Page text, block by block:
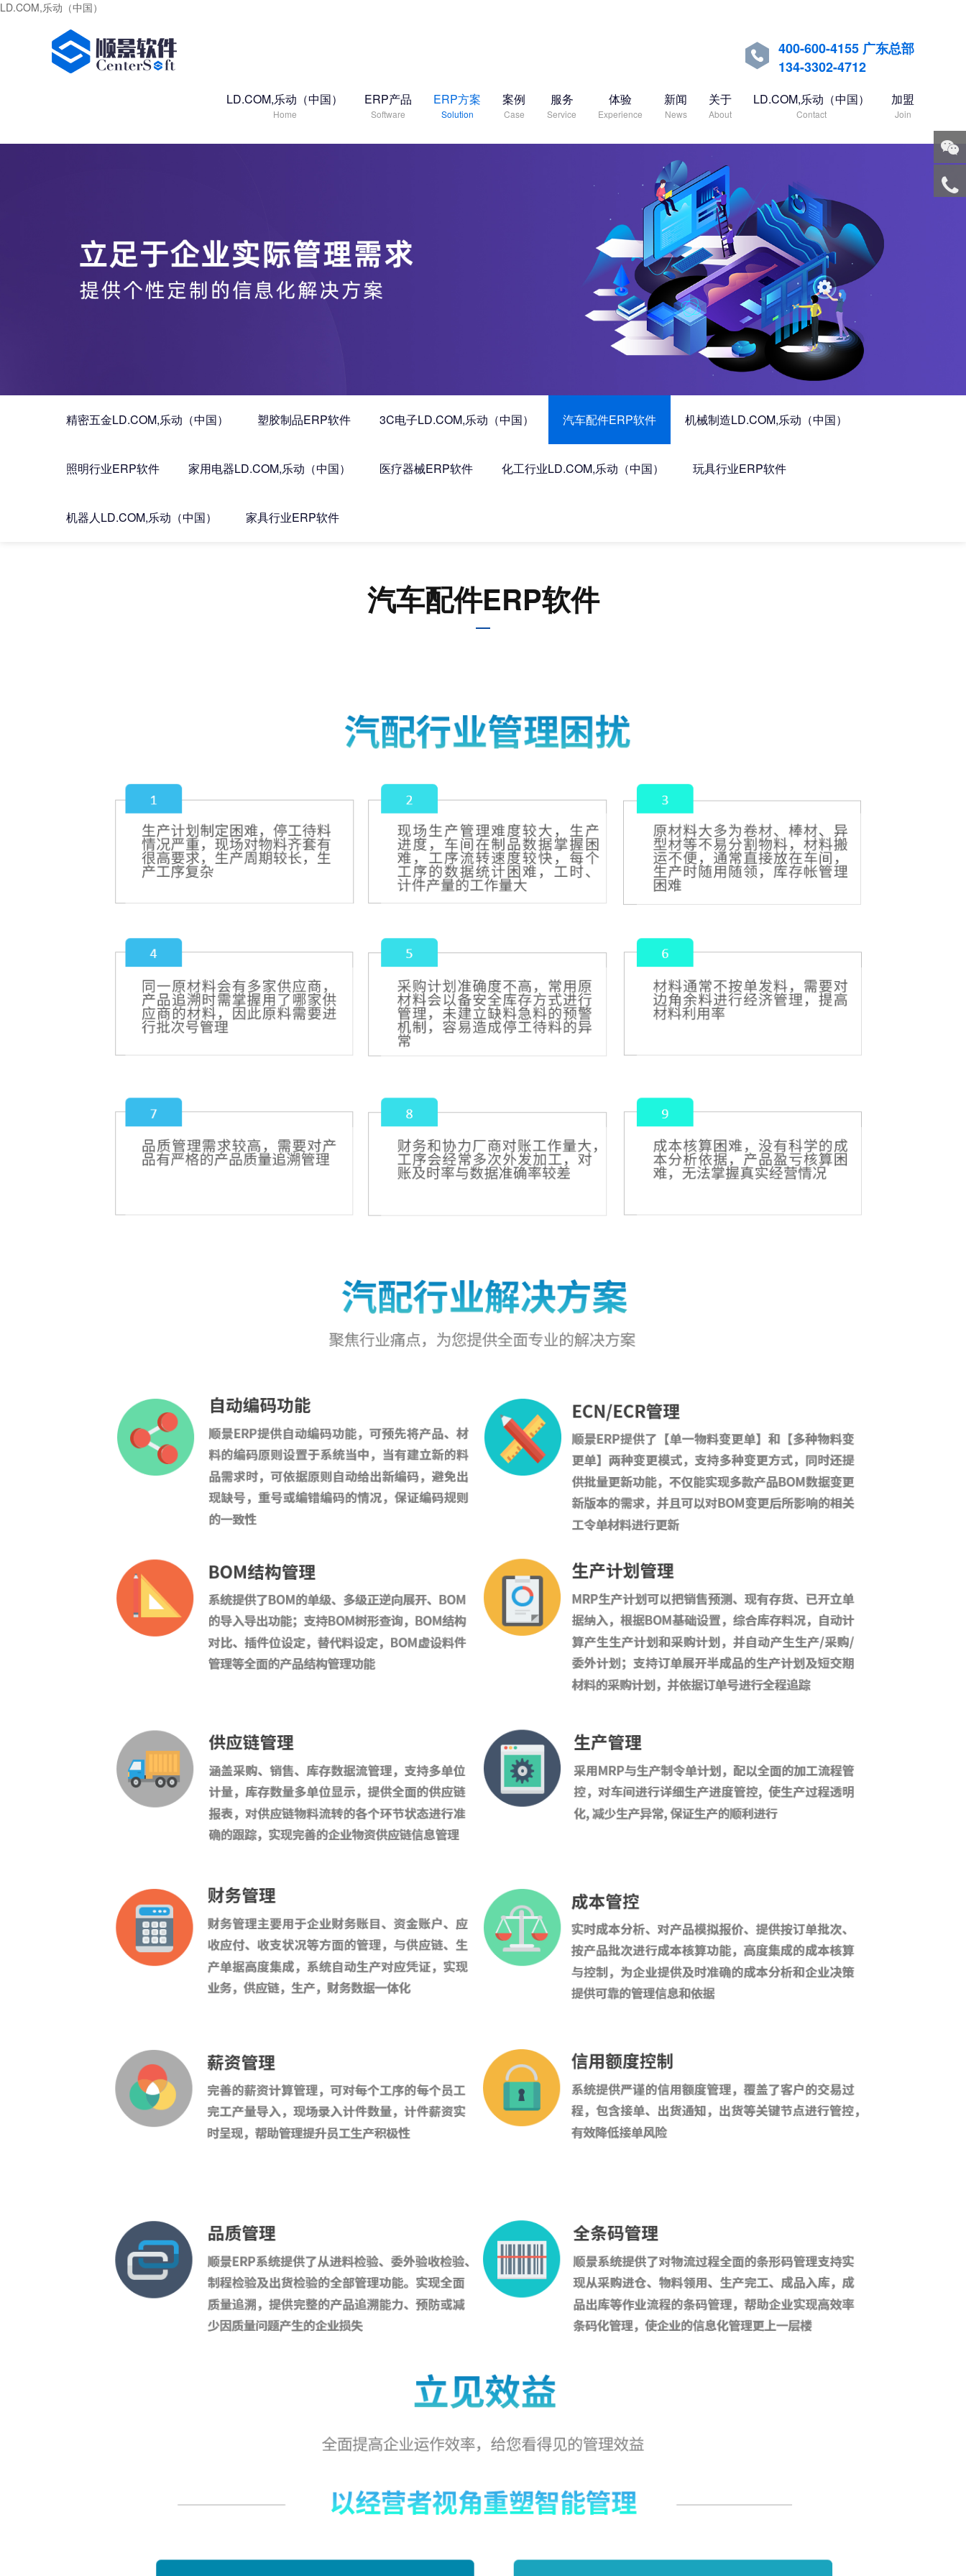
LD.COM,乐动（中国）

400-600-4155 广东总部
134-3302-4712
LD.COM,乐动（中国）
Home
ERP产品
Software
ERP方案
Solution
案例
Case
服务
Service
体验
Experience
新闻
News
关于
About
LD.COM,乐动（中国）
Contact
加盟
Join
精密五金LD.COM,乐动（中国） 塑胶制品ERP软件 3C电子LD.COM,乐动（中国） 汽车配件ERP软件 机械制造LD.COM,乐动（中国）
照明行业ERP软件 家用电器LD.COM,乐动（中国） 医疗器械ERP软件 化工行业LD.COM,乐动（中国） 玩具行业ERP软件
机器人LD.COM,乐动（中国） 家具行业ERP软件
汽车配件ERP软件
微信